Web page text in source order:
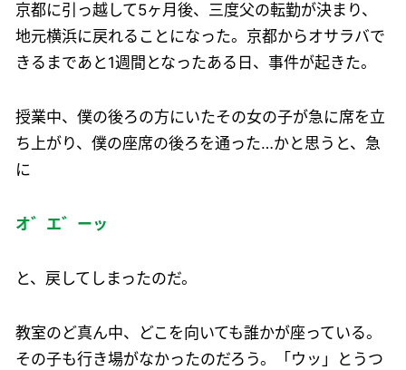
京都に引っ越して5ヶ月後、三度父の転勤が決まり、
地元横浜に戻れることになった。京都からオサラバで
きるまであと1週間となったある日、事件が起きた。
授業中、僕の後ろの方にいたその女の子が急に席を立
ち上がり、僕の座席の後ろを通った…かと思うと、急
に
オ゛エ゛ーッ
と、戻してしまったのだ。
教室のど真ん中、どこを向いても誰かが座っている。
その子も行き場がなかったのだろう。「ウッ」とうつ